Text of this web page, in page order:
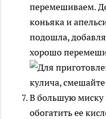
перемешиваем.
коньяка и
подошла,
хорошо
В большую миску
обогатить ее